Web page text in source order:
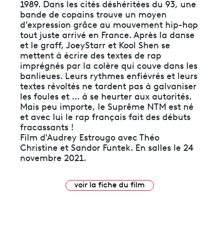
1989. Dans les cités déshéritées du 93, une
bande de copains trouve un moyen
d’expression grâce au mouvement hip-hop
tout juste arrivé en France. Après la danse
et le graff, JoeyStarr et Kool Shen se
mettent à écrire des textes de rap
imprégnés par la colère qui couve dans les
banlieues. Leurs rythmes enfiévrés et leurs
textes révoltés ne tardent pas à galvaniser
les foules et … à se heurter aux autorités.
Mais peu importe, le Suprême NTM est né
et avec lui le rap français fait des débuts
fracassants !
Film d'Audrey Estrougo avec Théo
Christine et Sandor Funtek. En salles le 24
novembre 2021.
voir la fiche du film